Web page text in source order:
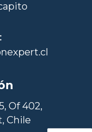
:
Of 402,
Chile